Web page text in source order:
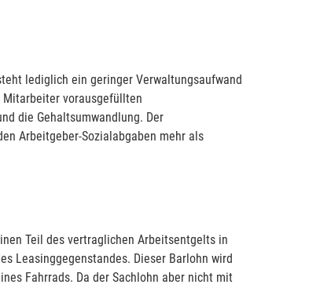
lediglich ein geringer Verwaltungsaufwand
Mitarbeiter vorausgefüllten
die Gehaltsumwandlung. Der
Arbeitgeber-Sozialabgaben mehr als
Teil des vertraglichen Arbeitsentgelts in
Leasinggegenstandes. Dieser Barlohn wird
Fahrrads. Da der Sachlohn aber nicht mit